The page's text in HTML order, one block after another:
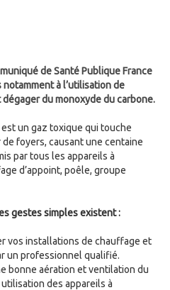
de Santé Publique France
à l’utilisation de
du monoxyde du carbone.
un gaz toxique qui touche
foyers, causant une centaine
par tous les appareils à
d’appoint, poêle, groupe
gestes simples existent :
vos installations de chauffage et
un professionnel qualifié.
bonne aération et ventilation du
des appareils à